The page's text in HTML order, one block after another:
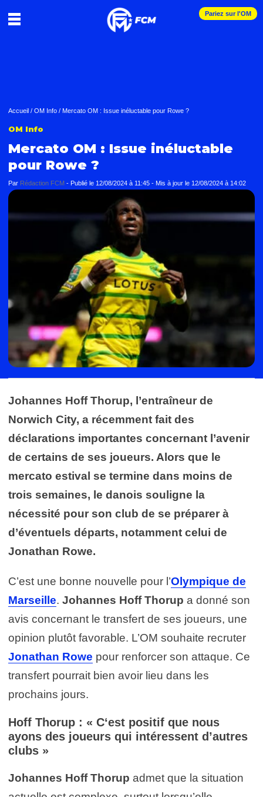
Pariez sur l'OM
Accueil / OM Info / Mercato OM : Issue inéluctable pour Rowe ?
OM Info
Mercato OM : Issue inéluctable
pour Rowe ?
Par Rédaction FCM - Publié le 12/08/2024 à 11:45 - Mis à jour le 12/08/2024 à 14:02
Johannes Hoff Thorup, l’entraîneur de
Norwich City, a récemment fait des
déclarations importantes concernant l’avenir
de certains de ses joueurs. Alors que le
mercato estival se termine dans moins de
trois semaines, le danois souligne la
nécessité pour son club de se préparer à
d’éventuels départs, notamment celui de
Jonathan Rowe.
C’est une bonne nouvelle pour l’Olympique de
Marseille. Johannes Hoff Thorup a donné son
avis concernant le transfert de ses joueurs, une
opinion plutôt favorable. L’OM souhaite recruter
Jonathan Rowe pour renforcer son attaque. Ce
transfert pourrait bien avoir lieu dans les
prochains jours.
Hoff Thorup : « C‘est positif que nous
ayons des joueurs qui intéressent d’autres
clubs »
Johannes Hoff Thorup admet que la situation